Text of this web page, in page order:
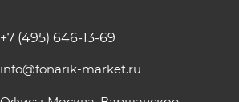
+7 (495) 646-13-69
info@fonarik-market.ru